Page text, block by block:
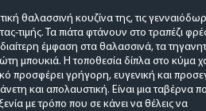
θαλασσινή κουζίνα της, τις
τιμής. Τα πιάτα φτάνουν στο τραπέζι
έμφαση στα θαλασσινά, τα
μπουκιά. Η τοποθεσία δίπλα στο κύμα
προσφέρει γρήγορη, ευγενική και
και απολαυστική. Είναι μια ταβέρνα
με τρόπο που σε κάνει να θέλεις να